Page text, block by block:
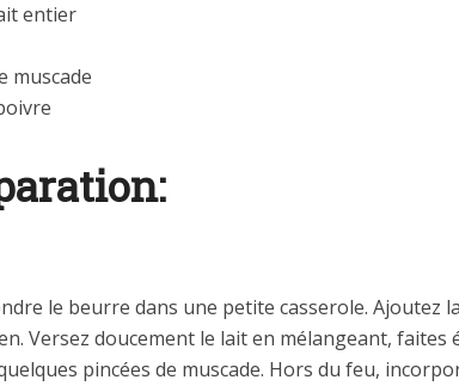
entier
muscade
le beurre dans une petite casserole. Ajoutez
Versez doucement le lait en mélangeant, faites
pincées de muscade. Hors du feu,